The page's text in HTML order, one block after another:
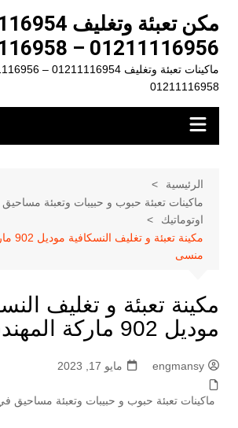
المحتوى01211116956 – 01211116958
01211116958
الرئيسية
ماكينات تعبئة حبوب و حبيبات وتعبئة
اوتوماتيك
مكينة
منسى
مكينة تعبئة و تغليف
موديل 902 ماركة المهندس منسى
engmansy مايو 17, 2023
ماكينات تعبئة حبوب و حبيبات وتعبئة مساحيق